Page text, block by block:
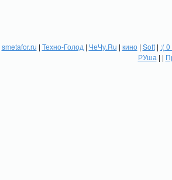
smetafor.ru | Техно-Голод | ЧеЧу.Ru | кино| Soft| :(
РУша | |